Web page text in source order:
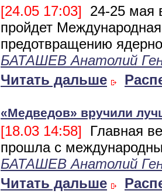
[24.05 17:03] 24-25 мая
пройдет
предотвращению
БАТАШЕВ Анатолий
Читать дальше
«Медведов» вручили
[18.03 14:58] Главная
прошла с
БАТАШЕВ Анатолий
Читать дальше